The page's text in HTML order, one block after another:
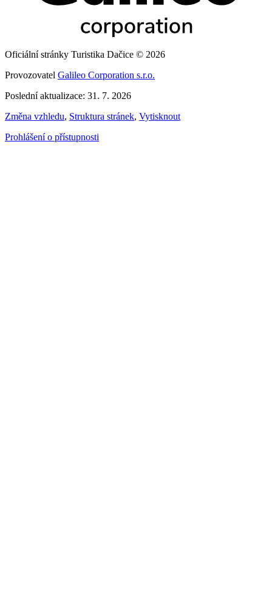
Oficiální stránky Turistika Dačice © 2026
Provozovatel Galileo Corporation s.r.o.
Poslední aktualizace: 31. 7. 2026
Změna vzhledu, Struktura stránek, Vytisknout
Prohlášení o přístupnosti